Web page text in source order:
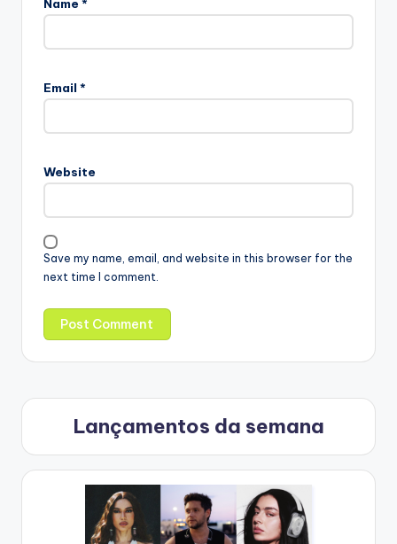
Name *
Email *
Website
Save my name, email, and website in this browser for the
next time I comment.
Lançamentos da semana